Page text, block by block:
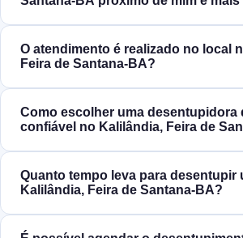
O atendimento é realizado no local
Feira de Santana‑BA?
Como escolher uma desentupidora
confiável no Kalilândia, Feira de
Quanto tempo leva para desentupir
Kalilândia, Feira de Santana‑BA?